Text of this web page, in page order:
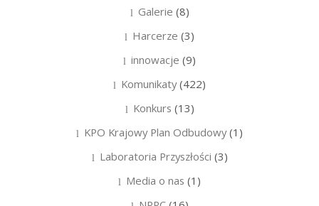
Galerie (8)
Harcerze (3)
innowacje (9)
Komunikaty(422)
Konkurs (13)
KPO Krajowy Plan Odbudowy(1)
Laboratoria Przyszłości (3)
Media o nas (1)